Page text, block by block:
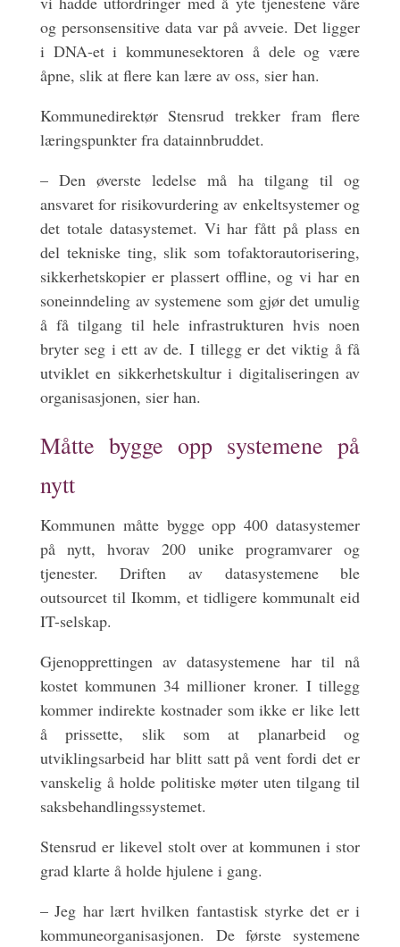
og personsensitive data var på avveie. Det ligger
i DNA-et i kommunesektoren å dele og være
åpne, slik at flere kan lære av oss, sier han.
Kommunedirektør Stensrud trekker fram flere
læringspunkter fra datainnbruddet.
– Den øverste ledelse må ha tilgang til og
ansvaret for risikovurdering av enkeltsystemer og
det totale datasystemet. Vi har fått på plass en
del tekniske ting, slik som tofaktorautorisering,
sikkerhetskopier er plassert offline, og vi har en
soneinndeling av systemene som gjør det umulig
å få tilgang til hele infrastrukturen hvis noen
bryter seg i ett av de. I tillegg er det viktig å få
utviklet en sikkerhetskultur i digitaliseringen av
organisasjonen, sier han.
Måtte bygge opp systemene på
nytt
Kommunen måtte bygge opp 400 datasystemer
på nytt, hvorav 200 unike programvarer og
tjenester. Driften av datasystemene ble
outsourcet til Ikomm, et tidligere kommunalt eid
IT-selskap.
Gjenopprettingen av datasystemene har til nå
kostet kommunen 34 millioner kroner. I tillegg
kommer indirekte kostnader som ikke er like lett
å prissette, slik som at planarbeid og
utviklingsarbeid har blitt satt på vent fordi det er
vanskelig å holde politiske møter uten tilgang til
saksbehandlingssystemet.
Stensrud er likevel stolt over at kommunen i stor
grad klarte å holde hjulene i gang.
– Jeg har lært hvilken fantastisk styrke det er i
kommuneorganisasjonen. De første systemene